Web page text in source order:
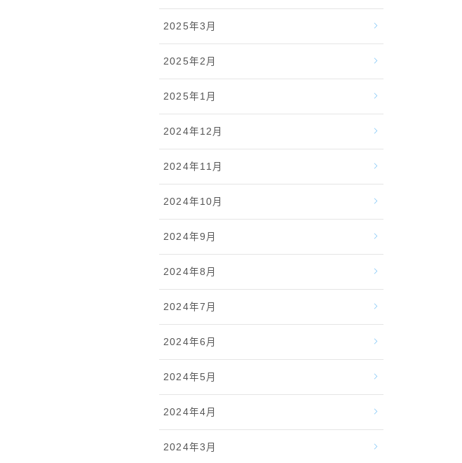
2025年3月
2025年2月
2025年1月
2024年12月
2024年11月
2024年10月
2024年9月
2024年8月
2024年7月
2024年6月
2024年5月
2024年4月
2024年3月